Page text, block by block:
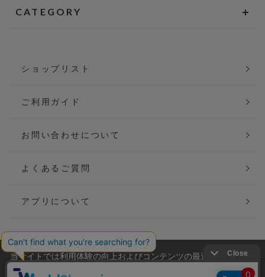
CATEGORY
ショップリスト
ご利用ガイド
お問い合わせについて
よくあるご質問
アプリについて
会社概要
当サイトでは利用体験の向上およびコンテンツの最適な提供、ト
ラフィックの分析を目的としてCookieを使用しています。